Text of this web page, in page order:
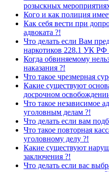
розыскных
Кого и как полиция
Как себя вести при
адвоката ?!
Что делать если Вам
наркотиков 228.1 УК РФ
Когда обвиняемому
наказания ?!
Что такое чрезмерная
Какие существуют
досрочном
Что такое независимое
уголовным делам ?!
Что делать если вам
Что такое повторная
уголовному делу ?!
Какие существуют
заключения ?!
Что делать если вас